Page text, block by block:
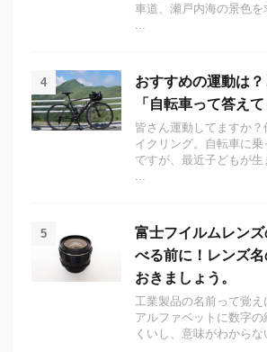
車道、瀬戸内海の景色
...
4
おすすめの運動は
「自転車って答えて
皆さん運動してますか
イクリング。自転車に
ですが、最近子どもが
...
5
富士フイルムレン
べる前に！レンズ
おきましょう。
工業製品の名前って覚え
アルファベットに数字
くいし、意味がわから